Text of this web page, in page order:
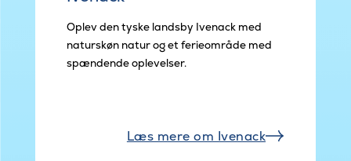
Oplev den tyske landsby Ivenack med
naturskøn natur og et ferieområde med
spændende oplevelser.
Læs mere om Ivenack